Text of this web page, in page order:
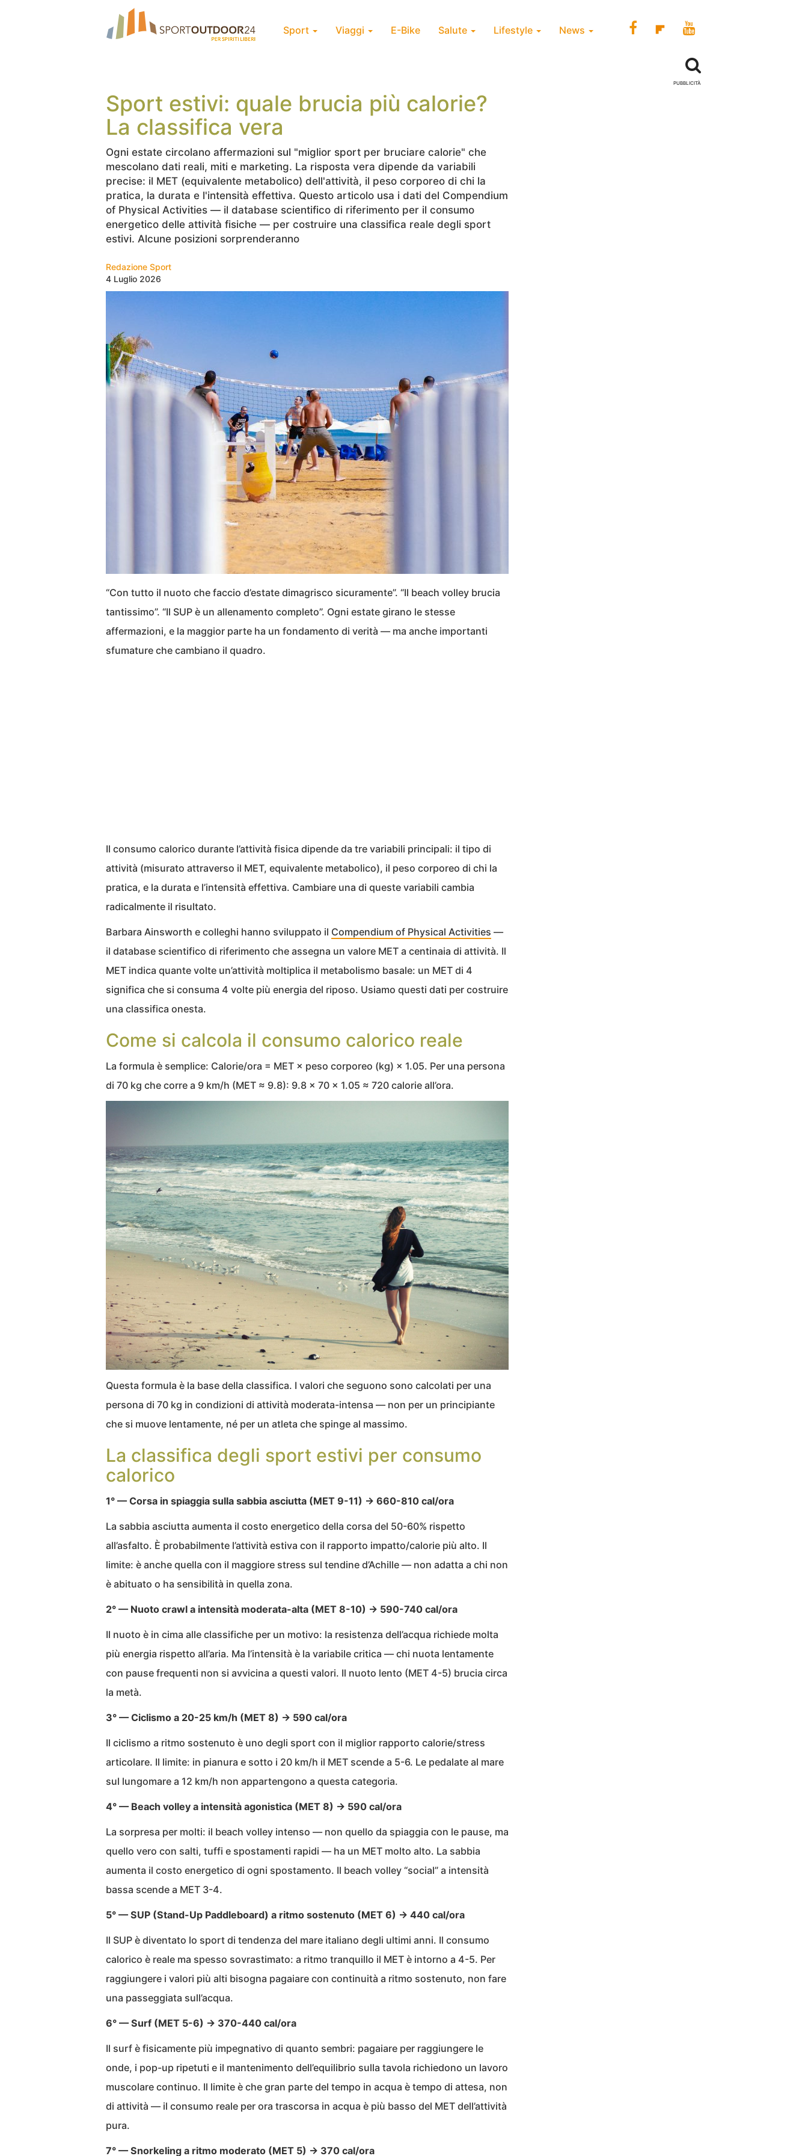
Sport Viaggi E-Bike Salute Lifestyle News
Sport estivi: quale brucia più calorie?
La classifica vera
Ogni estate circolano affermazioni sul "miglior sport per bruciare calorie" che
mescolano dati reali, miti e marketing. La risposta vera dipende da variabili
precise: il MET (equivalente metabolico) dell'attività, il peso corporeo di chi la
pratica, la durata e l'intensità effettiva. Questo articolo usa i dati del Compendium
of Physical Activities — il database scientifico di riferimento per il consumo
energetico delle attività fisiche — per costruire una classifica reale degli sport
estivi. Alcune posizioni sorprenderanno
Redazione Sport
4 Luglio 2026
“Con tutto il nuoto che faccio d’estate dimagrisco sicuramente”. “Il beach volley brucia
tantissimo”. “Il SUP è un allenamento completo”. Ogni estate girano le stesse
affermazioni, e la maggior parte ha un fondamento di verità — ma anche importanti
sfumature che cambiano il quadro.
Il consumo calorico durante l’attività fisica dipende da tre variabili principali: il tipo di
attività (misurato attraverso il MET, equivalente metabolico), il peso corporeo di chi la
pratica, e la durata e l’intensità effettiva. Cambiare una di queste variabili cambia
radicalmente il risultato.
Barbara Ainsworth e colleghi hanno sviluppato il Compendium of Physical Activities —
il database scientifico di riferimento che assegna un valore MET a centinaia di attività. Il
MET indica quante volte un’attività moltiplica il metabolismo basale: un MET di 4
significa che si consuma 4 volte più energia del riposo. Usiamo questi dati per costruire
una classifica onesta.
Come si calcola il consumo calorico reale
La formula è semplice: Calorie/ora = MET × peso corporeo (kg) × 1.05. Per una persona
di 70 kg che corre a 9 km/h (MET ≈ 9.8): 9.8 × 70 × 1.05 ≈ 720 calorie all’ora.
Questa formula è la base della classifica. I valori che seguono sono calcolati per una
persona di 70 kg in condizioni di attività moderata-intensa — non per un principiante
che si muove lentamente, né per un atleta che spinge al massimo.
La classifica degli sport estivi per consumo
calorico
1° — Corsa in spiaggia sulla sabbia asciutta (MET 9-11) → 660-810 cal/ora
La sabbia asciutta aumenta il costo energetico della corsa del 50-60% rispetto
all’asfalto. È probabilmente l’attività estiva con il rapporto impatto/calorie più alto. Il
limite: è anche quella con il maggiore stress sul tendine d’Achille — non adatta a chi non
è abituato o ha sensibilità in quella zona.
2° — Nuoto crawl a intensità moderata-alta (MET 8-10) → 590-740 cal/ora
Il nuoto è in cima alle classifiche per un motivo: la resistenza dell’acqua richiede molta
più energia rispetto all’aria. Ma l’intensità è la variabile critica — chi nuota lentamente
con pause frequenti non si avvicina a questi valori. Il nuoto lento (MET 4-5) brucia circa
la metà.
3° — Ciclismo a 20-25 km/h (MET 8) → 590 cal/ora
Il ciclismo a ritmo sostenuto è uno degli sport con il miglior rapporto calorie/stress
articolare. Il limite: in pianura e sotto i 20 km/h il MET scende a 5-6. Le pedalate al mare
sul lungomare a 12 km/h non appartengono a questa categoria.
4° — Beach volley a intensità agonistica (MET 8) → 590 cal/ora
La sorpresa per molti: il beach volley intenso — non quello da spiaggia con le pause, ma
quello vero con salti, tuffi e spostamenti rapidi — ha un MET molto alto. La sabbia
aumenta il costo energetico di ogni spostamento. Il beach volley “social” a intensità
bassa scende a MET 3-4.
5° — SUP (Stand-Up Paddleboard) a ritmo sostenuto (MET 6) → 440 cal/ora
Il SUP è diventato lo sport di tendenza del mare italiano degli ultimi anni. Il consumo
calorico è reale ma spesso sovrastimato: a ritmo tranquillo il MET è intorno a 4-5. Per
raggiungere i valori più alti bisogna pagaiare con continuità a ritmo sostenuto, non fare
una passeggiata sull’acqua.
6° — Surf (MET 5-6) → 370-440 cal/ora
Il surf è fisicamente più impegnativo di quanto sembri: pagaiare per raggiungere le
onde, i pop-up ripetuti e il mantenimento dell’equilibrio sulla tavola richiedono un lavoro
muscolare continuo. Il limite è che gran parte del tempo in acqua è tempo di attesa, non
di attività — il consumo reale per ora trascorsa in acqua è più basso del MET dell’attività
pura.
7° — Snorkeling a ritmo moderato (MET 5) → 370 cal/ora
PUBBLICITÀ